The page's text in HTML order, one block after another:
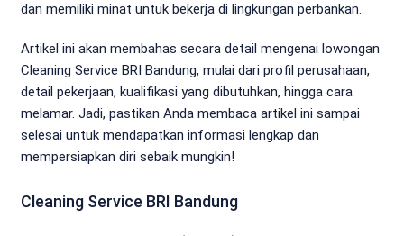
dan memiliki minat untuk bekerja di lingkungan perbankan.
Artikel ini akan membahas secara detail mengenai lowongan
Cleaning Service BRI Bandung, mulai dari profil perusahaan,
detail pekerjaan, kualifikasi yang dibutuhkan, hingga cara
melamar. Jadi, pastikan Anda membaca artikel ini sampai
selesai untuk mendapatkan informasi lengkap dan
mempersiapkan diri sebaik mungkin!
Cleaning Service BRI Bandung